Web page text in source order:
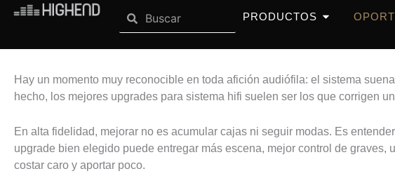
SISTEMAS OPEN SISTEMAS
MARCAS OPEN MARCAS
PRODUCTOS OPEN
Hay un momento muy reconocible en toda afición audiófila: el sistema
hecho, los mejores upgrades para sistema hifi suelen ser los que corrigen
En alta fidelidad, mejorar no es acumular cajas ni seguir modas. Es
upgrade bien elegido puede entregar más escena, mejor control de
costar caro y aportar poco.